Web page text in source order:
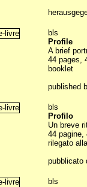
bls
Profile
A brief
44 pages,
booklet
published
bls
Profilo
Un breve
44 pagine,
rilegato
pubblicato
bls